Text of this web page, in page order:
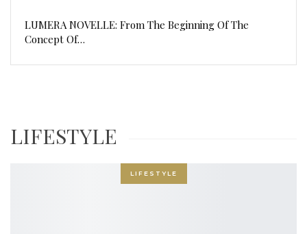
LUMERA NOVELLE: From The Beginning Of The
Concept Of…
LIFESTYLE
LIFESTYLE